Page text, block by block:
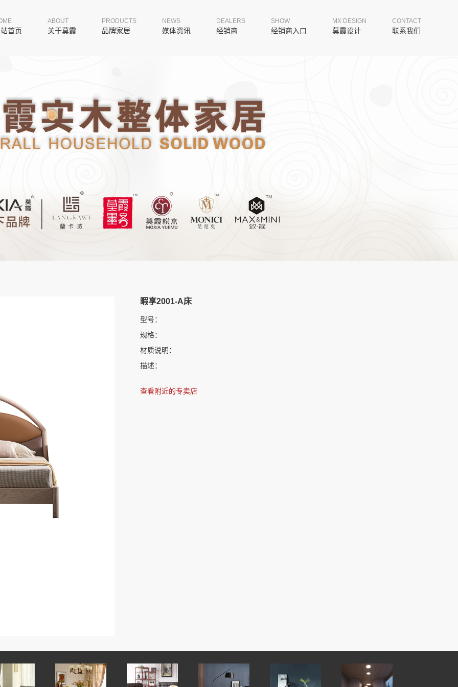
首页
ABOUT
关于莫霞
PRODUCTS
品牌家居
NEWS
媒体资讯
DEALERS
经销商
SHOW
经销商入口
MX DESIGN
莫霞设计
CONTACT
联系我们
暇享2001-A床
型号：
规格：
材质说明：
描述：
查看附近的专卖店